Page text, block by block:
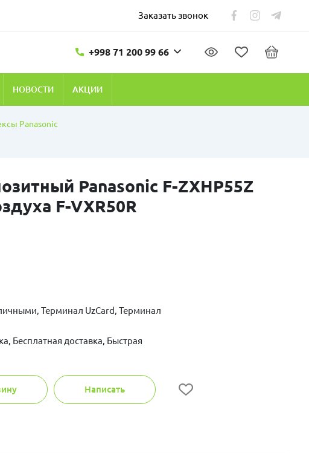
Заказать звонок
+998 71 200 99 66
НОВОСТИ АКЦИИ
Panasonic
Panasonic F-ZXHP55Z
F-VXR50R
Терминал UzCard, Терминал
Бесплатная доставка, Быстрая
Написать